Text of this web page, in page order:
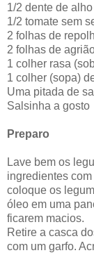
1/2 dente de
1/2 tomate sem
2 folhas de
2 folhas de
1 colher rasa
1 colher (sopa)
Uma pitada de sal
Salsinha a gosto
Preparo
Lave bem os
ingredientes
coloque os
óleo em uma
ficarem macios.
Retire a casca
com um garfo.